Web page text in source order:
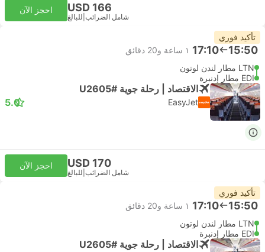
USD 166
شامل الضرائب للبالغ
احجز الآن
تأكيد فوري
15:50
17:10 ١ ساعة و‫20 دقائق
LTN مطار لندن لوتون
EDI مطار إدنبرة
الاقتصاد | رحلة جوية #U2605
EasyJet
5.0
USD 170
شامل الضرائب للبالغ
احجز الآن
تأكيد فوري
15:50
17:10 ١ ساعة و‫20 دقائق
LTN مطار لندن لوتون
EDI مطار إدنبرة
الاقتصاد | رحلة جوية #U2605